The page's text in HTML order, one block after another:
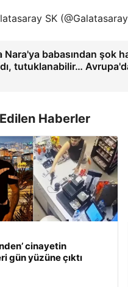
SK
Nara'ya babasından şok
tutuklanabilir…
Haberler
cinayetin
gün yüzüne çıktı